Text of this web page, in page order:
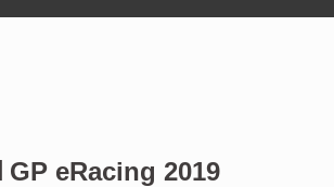
eRacing 2019